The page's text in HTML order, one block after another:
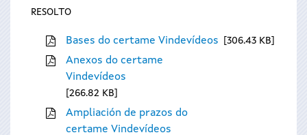
RESOLTO
Bases do certame Vindevídeos 306.43 KB
Anexos do certame
Vindevídeos
266.82 KB
Ampliación de prazos do
certame Vindevídeos